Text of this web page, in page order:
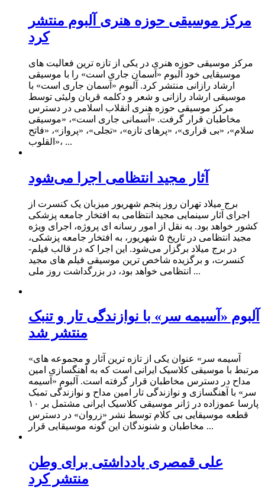
مرکز موسیقی حوزه هنری آلبوم منتشر
کرد
مرکز موسیقی حوزه هنری در یکی از تازه ترین فعالیت های
موسیقایی خود آلبوم «آسمان جاری است» را با موسیقی
ارشاد رازانی منتشر کرد. آلبوم «آسمان جاری است» با
موسیقی ارشاد رازانی و شعر و دکلمه قربان ولیئی توسط
مرکز موسیقی حوزه هنری انقلاب اسلامی در دسترس
مخاطبان قرار گرفت. «آسمانی جاری است»، «موسیقی
سلام»، «بی قراری»، «پرهای تازه»، «تجلی»، «پرواز»، «فاتح
القلوب»، ...
آثار مجید انتظامی اجرا می‌شود
برج میلاد تهران روز پنجم شهریور میزبان یک کنسرت از
اجرای آثار سینمایی مجید انتظامی به افتخار جامعه پزشکی
کشور خواهد بود. به نقل از امور رسانه ای پروژه، اجرای ویژه
مجید انتظامی در تاریخ ۵ شهریور، به افتخار جامعه پزشکی،
در برج میلاد برگزار می‌شود. این اجرا که در قالب فیلم-
کنسرت، و برگزیده شاخص ترین موسیقی فیلم های مجید
انتظامی خواهد بود، در بزرگداشت روز ملی ...
آلبوم «آسیمه سر» با نوازندگی تار و تنبک
منتشر شد
«آسیمه سر» عنوان یکی از تازه ترین آثار و مجموعه های
مرتبط با موسیقی کلاسیک ایرانی است که به آهنگسازی امین
مداح در دسترس مخاطبان قرار گرفته است. آلبوم «آسیمه
سر» با آهنگسازی و نوازندگی تار امین مداح و نوازندگی تمبک
پارسا عموزاده در ژانر موسیقی کلاسیک ایرانی مشتمل بر ۱۰
قطعه موسیقایی بی کلام توسط نشر «زروان» در دسترس
مخاطبان و شنوندگان این گونه موسیقایی قرار ...
علی قمصری یادداشتی برای وطن
منتشر کرد